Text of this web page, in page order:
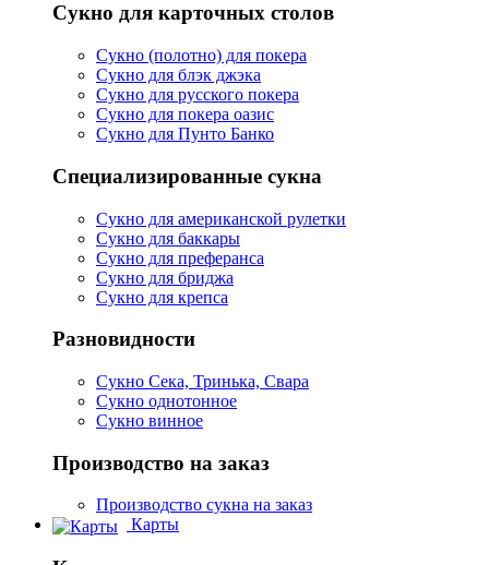
Сукно для карточных столов
Сукно (полотно) для покера
Сукно для блэк джэка
Сукно для русского покера
Сукно для покера оазис
Сукно для Пунто Банко
Специализированные сукна
Сукно для американской рулетки
Сукно для баккары
Сукно для преферанса
Сукно для бриджа
Сукно для крепса
Разновидности
Сукно Сека, Тринька, Свара
Сукно однотонное
Сукно винное
Производство на заказ
Производство сукна на заказ
Карты